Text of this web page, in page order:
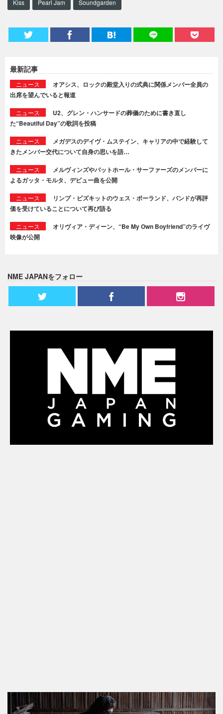
Kiss Pearl Jam Soundgarden
最新記事
ニュース
オアシス、ロックの殿堂入りの式典に関係メンバー全員の
出席を望んでいると報道
ニュース
U2、グレン・ハンサードの葬儀のために書き直し
た“Beautiful Day”の歌詞を投稿
ニュース
メガデスのデイヴ・ムステイン、キャリアの中で経験して
きたメンバー交代について自身の思いを語…
ニュース
メルヴィンズやバットホール・サーファーズのメンバーに
よるガッタ・モルタ、デビュー曲を公開
ニュース
リンプ・ビズキットのウェス・ボーランド、バンドが再評
価を受けていることについて再び語る
ニュース
オリヴィア・ディーン、“Be My Own Boyfriend”のライヴ
映像が公開
NME JAPANをフォロー